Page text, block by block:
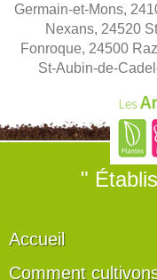
Germain-et-Mons,
Nexans, 24520
Fonroque, 24500
St-Aubin-de-
"
Accueil
Comment